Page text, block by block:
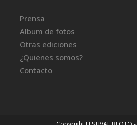
Prensa
Album de fotos
Otras ediciones
¿Quienes somos?
Contacto